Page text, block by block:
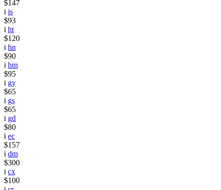
$147
i is
$93
i ht
$120
i hn
$90
i hm
$95
i gy
$65
i gs
$65
i gd
$80
i ec
$157
i dm
$300
i cx
$100